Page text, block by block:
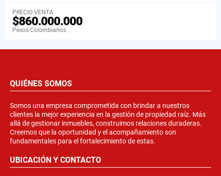
PRECIO VENTA
$860.000.000
Pesos Colombianos
QUIÉNES SOMOS
Somos una empresa comprometida con brindar a nuestros
clientes la mejor experiencia en la gestión de propiedad raíz. Más
allá de gestionar inmuebles, construimos relaciones duraderas.
Creemos que la oportunidad y el acompañamiento son
fundamentales para el fortalecimiento de estas.
UBICACIÓN Y CONTACTO